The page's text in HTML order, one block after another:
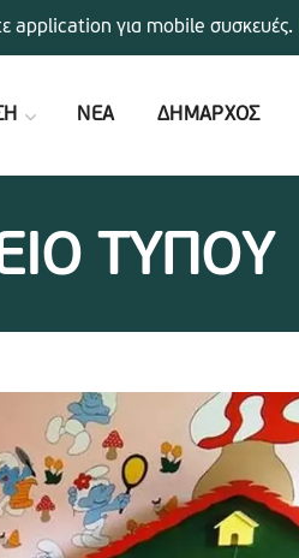
ΝΕΑ ΔΗΜΑΡΧΟΣ
ΤΥΠΟΥ
application για mobile συσκευές.